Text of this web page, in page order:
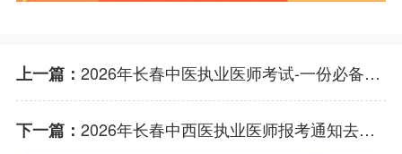
上一篇： 2026年长春中医执业医师考试-一份必备的报考条件与流程秘籍
下一篇： 2026年长春中西医执业医师报考通知去哪查？